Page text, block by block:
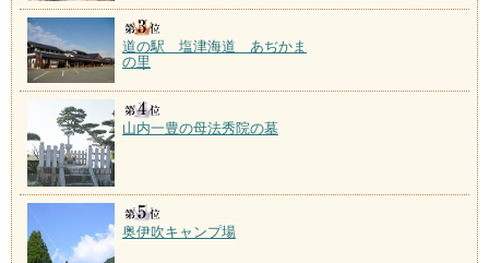
道の駅 塩津海道 あぢかま
の里
山内一豊の母法秀院の墓
奥伊吹キャンプ場